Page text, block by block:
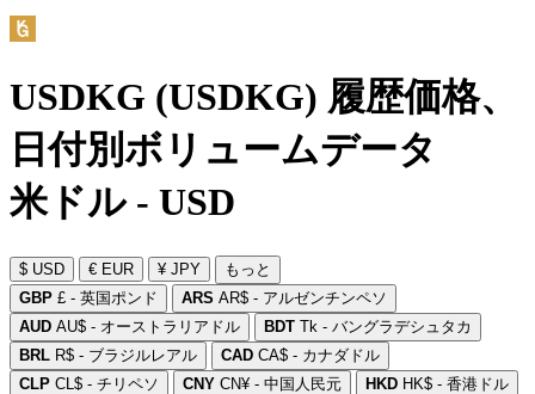
USDKG (USDKG) 履歴価格、
日付別ボリュームデータ
米ドル - USD
$ USD € EUR ¥ JPY
もっと
GBP £ - 英国ポンド ARS AR$ - アルゼンチンペソ
AUD AU$ - オーストラリアドル BDT Tk - バングラデシュタカ
BRL R$ - ブラジルレアル CAD CA$ - カナダドル
CLP CL$ - チリペソ CNY CN¥ - 中国人民元 HKD HK$ - 香港ドル